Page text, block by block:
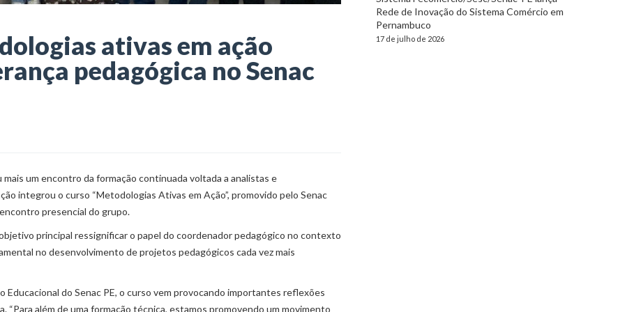
ativas em ação
pedagógica no Senac
um encontro da formação continuada voltada a analistas e
integrou o curso “Metodologias Ativas em Ação”, promovido pelo Senac
presencial do grupo.
principal ressignificar o papel do coordenador pedagógico no contexto
no desenvolvimento de projetos pedagógicos cada vez mais
do Senac PE, o curso vem provocando importantes reflexões
além de uma formação técnica, estamos promovendo um movimento
Rede de Inovação do Sistema Comércio em
Pernambuco
17 de julho de 2026